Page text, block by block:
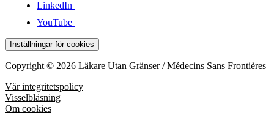
LinkedIn
YouTube
Inställningar för cookies
Copyright © 2026 Läkare Utan Gränser / Médecins Sans Frontières
Vår integritetspolicy
Visselblåsning
Om cookies